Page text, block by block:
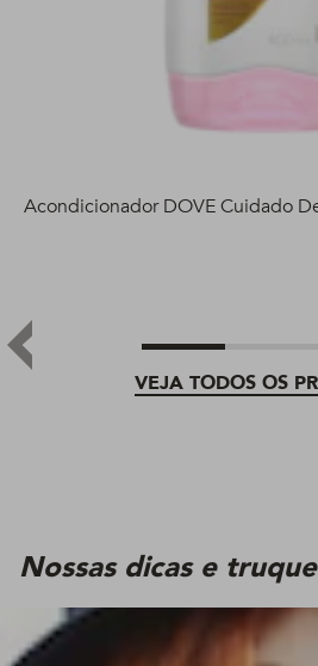
VEJA TODOS OS
Acondicionador DOVE Cuidado
Nossas dicas e